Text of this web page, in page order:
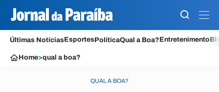
Últimas NotíciasEsportesPolíticaQual a Boa?Entretenimento
Home>qual a boa?
QUAL A BOA?